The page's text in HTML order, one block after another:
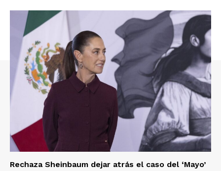
Rechaza Sheinbaum dejar atrás el caso del ‘Mayo’